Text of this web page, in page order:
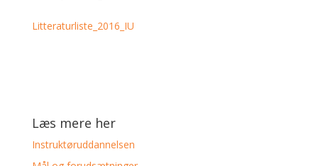
Litteraturliste_2016_IU
Læs mere her
Instruktøruddannelsen